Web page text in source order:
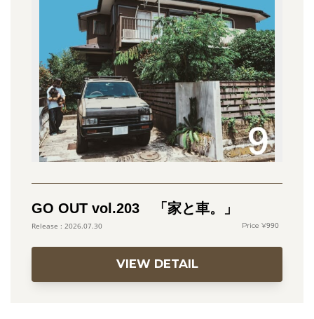
GO OUT vol.203 「家と車。」
2026.07.30 990
VIEW DETAIL